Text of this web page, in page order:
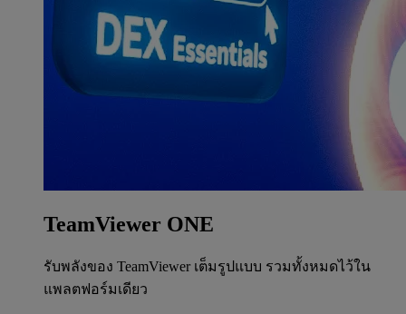
TeamViewer ONE
รับพลังของ TeamViewer เต็มรูปแบบ รวมทั้งหมดไว้ใน
แพลตฟอร์มเดียว